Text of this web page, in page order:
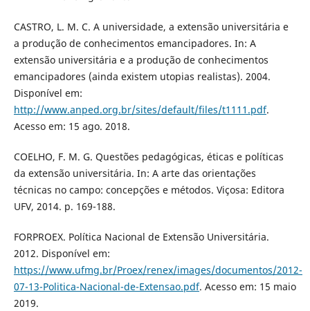
CASTRO, L. M. C. A universidade, a extensão universitária e
a produção de conhecimentos emancipadores. In: A
extensão universitária e a produção de conhecimentos
emancipadores (ainda existem utopias realistas). 2004.
Disponível em:
http://www.anped.org.br/sites/default/files/t1111.pdf.
Acesso em: 15 ago. 2018.
COELHO, F. M. G. Questões pedagógicas, éticas e políticas
da extensão universitária. In: A arte das orientações
técnicas no campo: concepções e métodos. Viçosa: Editora
UFV, 2014. p. 169-188.
FORPROEX. Política Nacional de Extensão Universitária.
2012. Disponível em:
https://www.ufmg.br/Proex/renex/images/documentos/2012-
07-13-Politica-Nacional-de-Extensao.pdf. Acesso em: 15 maio
2019.